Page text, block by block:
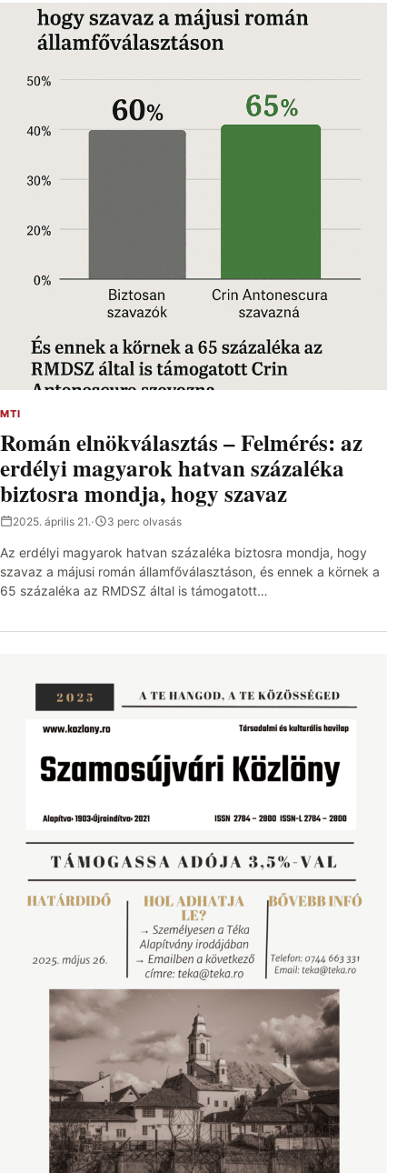
MTI
Román elnökválasztás – Felmérés: az
erdélyi magyarok hatvan százaléka
biztosra mondja, hogy szavaz
2025. április 21.· 3 perc olvasás
Az erdélyi magyarok hatvan százaléka biztosra mondja, hogy
szavaz a májusi román államfőválasztáson, és ennek a körnek a
65 százaléka az RMDSZ által is támogatott…